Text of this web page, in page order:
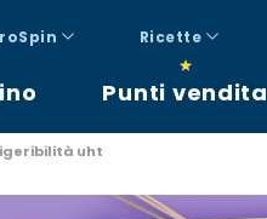
Ricette
Punti vendita
uht